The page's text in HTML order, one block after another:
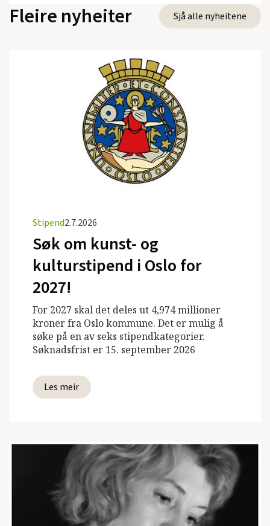
Fleire nyheiter Sjå alle nyheitene
Stipend2.7.2026
Søk om kunst- og
kulturstipend i Oslo for
2027!
For 2027 skal det deles ut 4,974 millioner
kroner fra Oslo kommune. Det er mulig å
søke på en av seks stipendkategorier.
Søknadsfrist er 15. september 2026
Les meir